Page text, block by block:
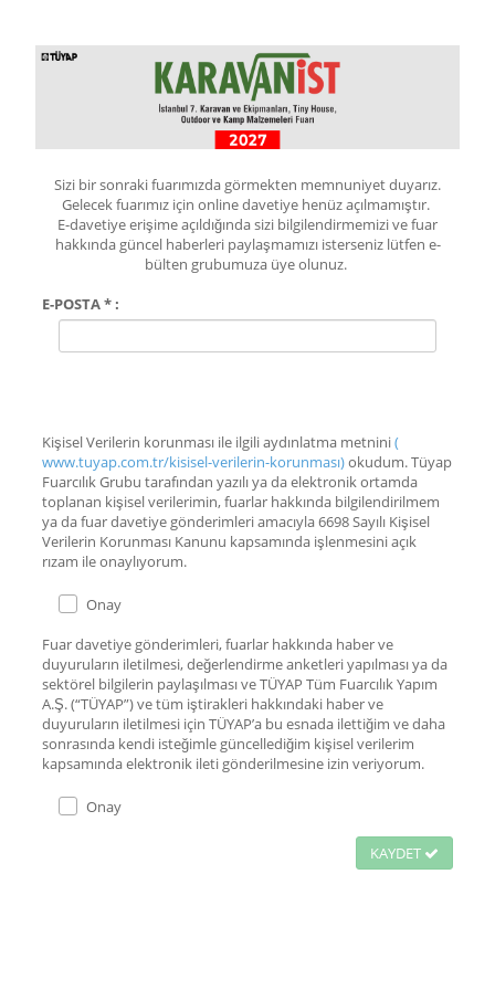
Sizi bir sonraki fuarımızda görmekten memnuniyet duyarız.
Gelecek fuarımız için online davetiye henüz açılmamıştır.
E-davetiye erişime açıldığında sizi bilgilendirmemizi ve fuar
hakkında güncel haberleri paylaşmamızı isterseniz lütfen e-
bülten grubumuza üye olunuz.
E-POSTA * :
Kişisel Verilerin korunması ile ilgili aydınlatma metnini(
www.tuyap.com.tr/kisisel-verilerin-korunması)okudum. Tüyap
Fuarcılık Grubu tarafından yazılı ya da elektronik ortamda
toplanan kişisel verilerimin, fuarlar hakkında bilgilendirilmem
ya da fuar davetiye gönderimleri amacıyla 6698 Sayılı Kişisel
Verilerin Korunması Kanunu kapsamında işlenmesini açık
rızam ile onaylıyorum.
Onay
Fuar davetiye gönderimleri, fuarlar hakkında haber ve
duyuruların iletilmesi, değerlendirme anketleri yapılması ya da
sektörel bilgilerin paylaşılması ve TÜYAP Tüm Fuarcılık Yapım
A.Ş. (“TÜYAP”) ve tüm iştirakleri hakkındaki haber ve
duyuruların iletilmesi için TÜYAP’a bu esnada ilettiğim ve daha
sonrasında kendi isteğimle güncellediğim kişisel verilerim
kapsamında elektronik ileti gönderilmesine izin veriyorum.
Onay
KAYDET